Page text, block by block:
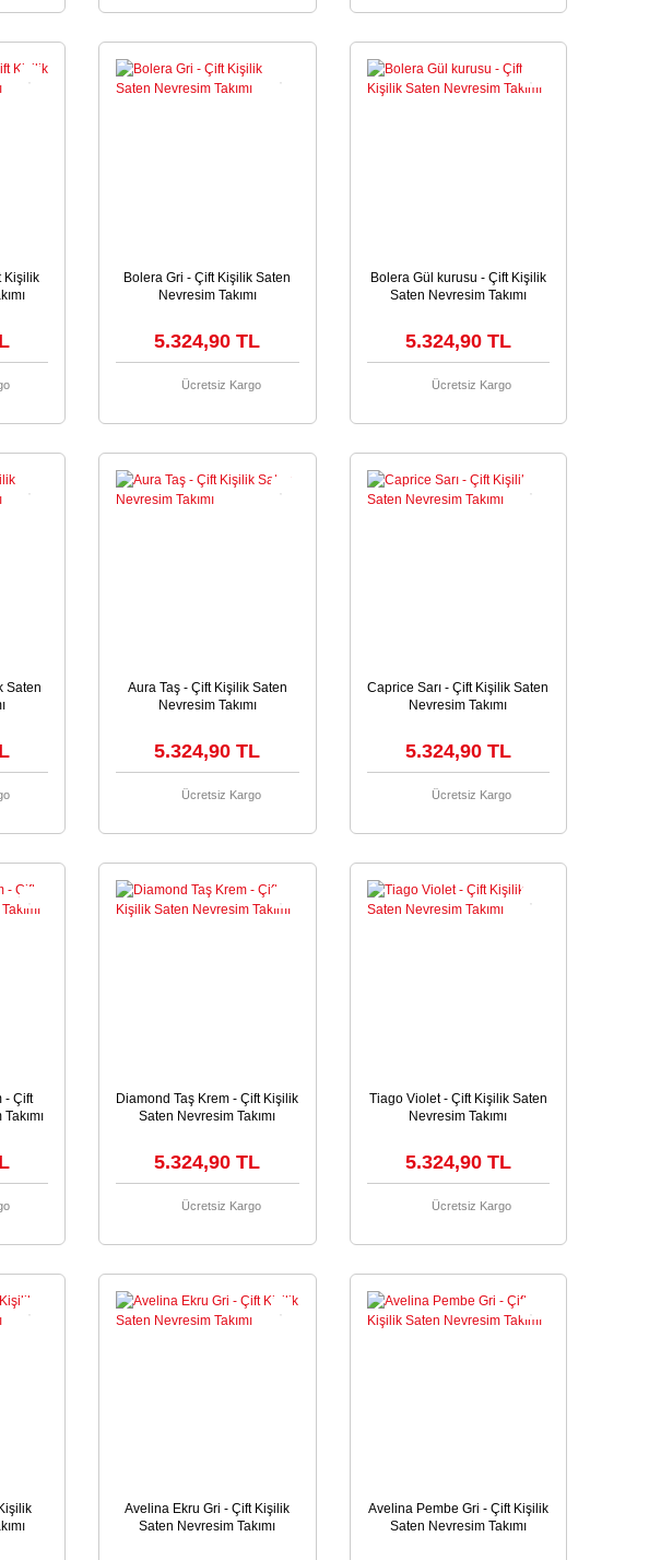
Kişilik
Bolera Gri - Çift Kişilik Saten
Nevresim Takımı
5.324,90 TL
Ücretsiz Kargo
Bolera Gül kurusu - Çift Kişilik
Saten Nevresim Takımı
5.324,90 TL
Ücretsiz Kargo
Saten
Aura Taş - Çift Kişilik Saten
Nevresim Takımı
5.324,90 TL
Ücretsiz Kargo
Caprice Sarı - Çift Kişilik Saten
Nevresim Takımı
5.324,90 TL
Ücretsiz Kargo
- Çift
Diamond Taş Krem - Çift Kişilik
Saten Nevresim Takımı
5.324,90 TL
Ücretsiz Kargo
Tiago Violet - Çift Kişilik Saten
Nevresim Takımı
5.324,90 TL
Ücretsiz Kargo
Avelina Ekru Gri - Çift Kişilik
Saten Nevresim Takımı
Avelina Pembe Gri - Çift Kişilik
Saten Nevresim Takımı